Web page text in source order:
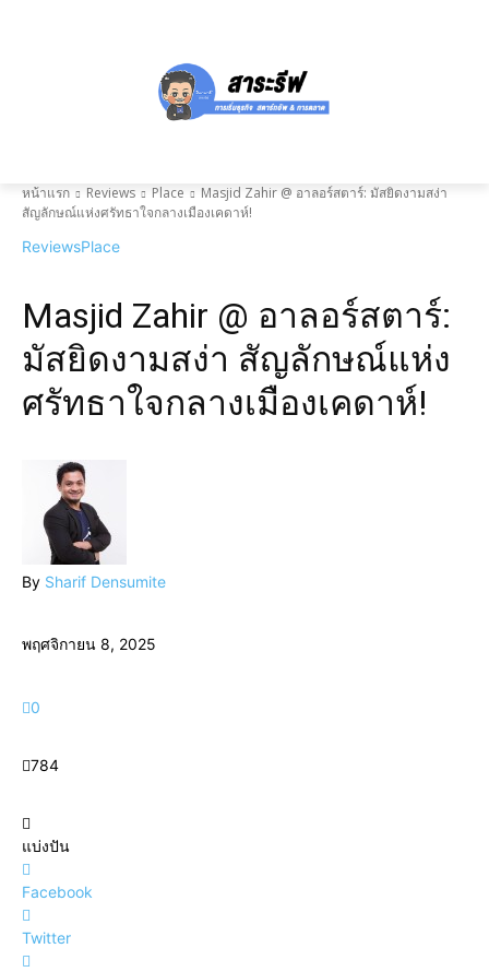
หน้าแรก Reviews Place
Masjid Zahir @ อาลอร์สตาร์: มัสยิดงามสง่า
สัญลักษณ์แห่งศรัทธาใจกลางเมืองเคดาห์!
ReviewsPlace
Masjid Zahir @ อาลอร์สตาร์:
มัสยิดงามสง่า สัญลักษณ์แห่ง
ศรัทธาใจกลางเมืองเคดาห์!
By Sharif Densumite
พฤศจิกายน 8, 2025
0
784
แบ่งปัน
Facebook
Twitter